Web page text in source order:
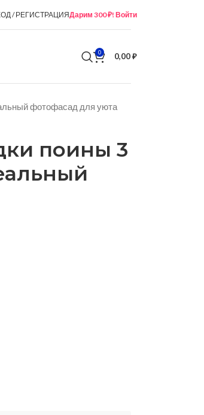
/ РЕГИСТРАЦИЯДарим 300 ₽! Войти
0 0,00₽
фотофасад для уюта
поины 3